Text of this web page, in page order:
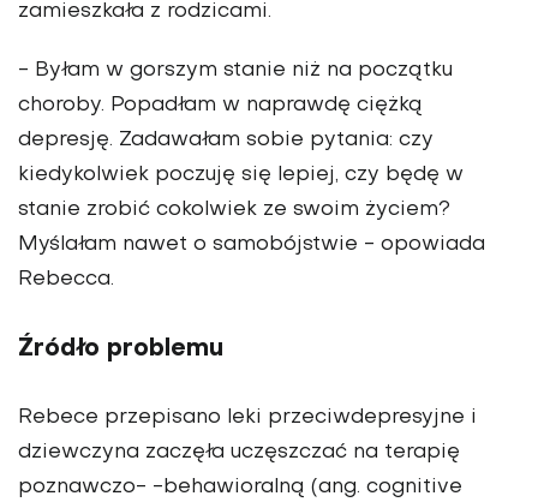
zamieszkała z rodzicami.
- Byłam w gorszym stanie niż na początku
choroby. Popadłam w naprawdę ciężką
depresję. Zadawałam sobie pytania: czy
kiedykolwiek poczuję się lepiej, czy będę w
stanie zrobić cokolwiek ze swoim życiem?
Myślałam nawet o samobójstwie - opowiada
Rebecca.
Źródło problemu
Rebece przepisano leki przeciwdepresyjne i
dziewczyna zaczęła uczęszczać na terapię
poznawczo- -behawioralną (ang. cognitive